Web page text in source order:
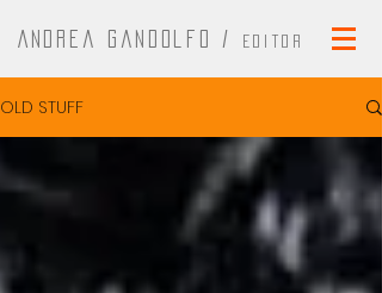
Andrea Gandolfo / Editor
OLD STUFF